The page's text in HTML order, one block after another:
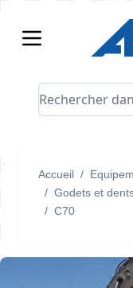
Rechercher
Accueil /
/ Godets et
/ C70